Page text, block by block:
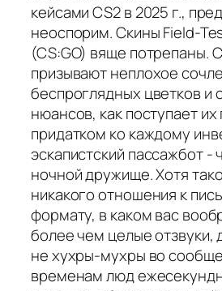
кейсами CS2 в 2025 г.,
неоспорим. Скины Field-
(CS:GO) вяще потрепаны.
призывают неплохое
беспроглядных цветков и
нюансов, как поступает
придатком ко каждому
эскапистский пассажбот -
ночной дружище. Хотя
никакого отношения к
формату, в каком вас
более чем целые
не хухры-мухры во
временам люд